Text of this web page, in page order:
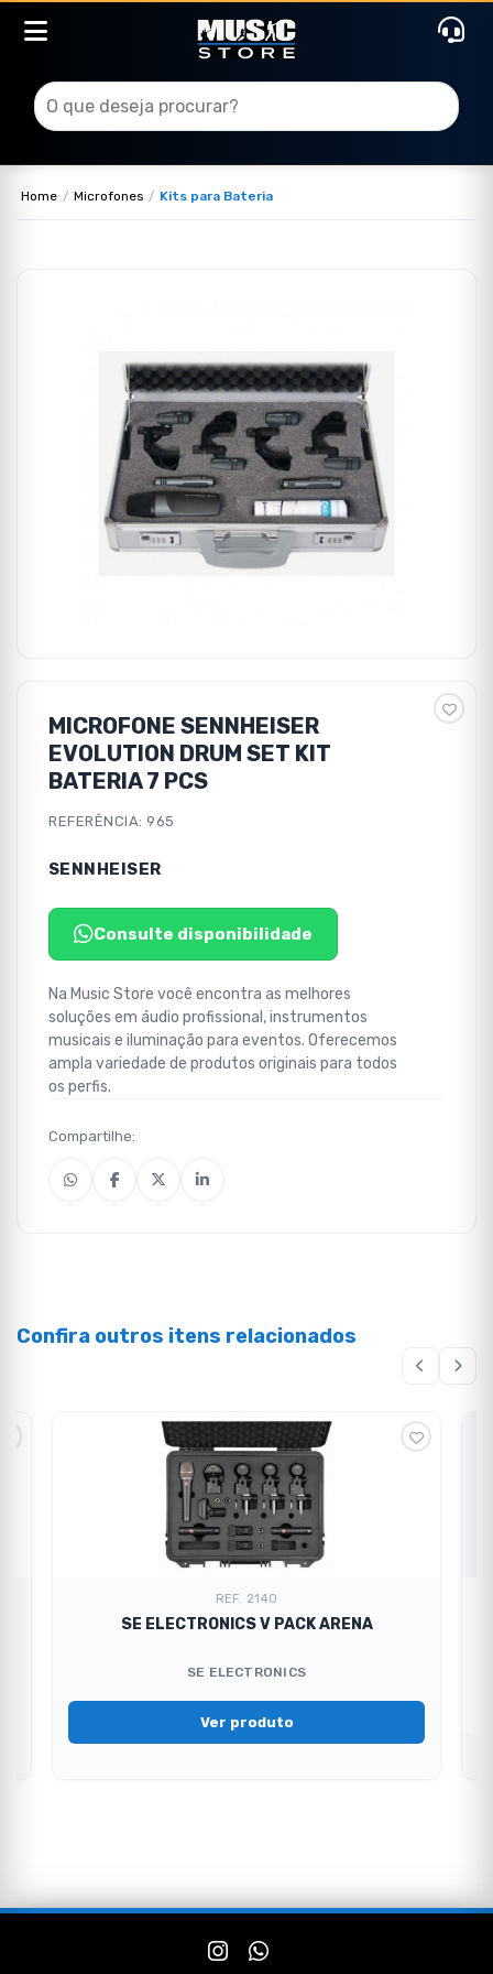
Home Microfones Kits para Bateria
MICROFONE SENNHEISER
EVOLUTION DRUM SET KIT
BATERIA 7 PCS
REFERÊNCIA: 965
SENNHEISER
Consulte disponibilidade
Na Music Store você encontra as melhores
soluções em áudio profissional, instrumentos
musicais e iluminação para eventos. Oferecemos
ampla variedade de produtos originais para todos
os perfis.
Compartilhe:
Confira outros itens relacionados
REF. 2140
SE ELECTRONICS V PACK ARENA
SE ELECTRONICS
Ver produto